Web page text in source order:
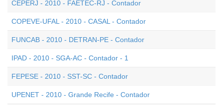
CEPERJ - 2010 - FAETEC-RJ - Contador
COPEVE-UFAL - 2010 - CASAL - Contador
FUNCAB - 2010 - DETRAN-PE - Contador
IPAD - 2010 - SGA-AC - Contador - 1
FEPESE - 2010 - SST-SC - Contador
UPENET - 2010 - Grande Recife - Contador